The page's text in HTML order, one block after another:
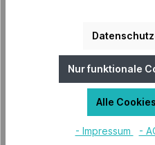
Hersteller "Venta"Mehr
Nur funktionale
Alle
- Impressum -